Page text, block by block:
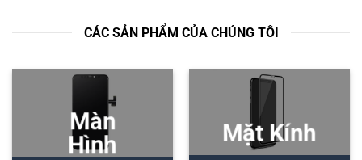
CÁC SẢN PHẨM CỦA CHÚNG TÔI
Màn
Hình
Mặt Kính